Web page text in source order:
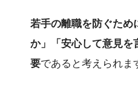
若手の離職を防ぐため
か」「安心して意見を
要であると考えられま